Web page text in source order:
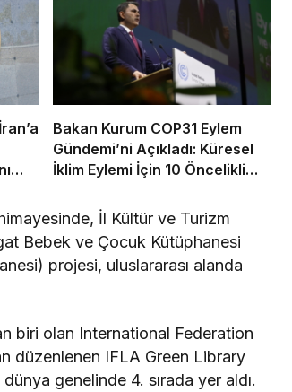
Bakan Kurum COP31 Eylem
Gündemi’ni Açıkladı: Küresel
İklim Eylemi İçin 10 Öncelikli
İl Kültür ve Turizm
Bebek ve Çocuk Kütüphanesi
projesi, uluslararası alanda
biri olan International Federation
düzenlenen IFLA Green Library
genelinde 4. sırada yer aldı.